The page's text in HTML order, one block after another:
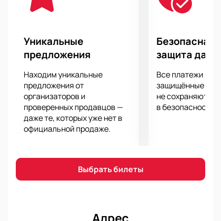
ради достижения цели. Любовь и поддержка
подготовки и профессионализма.
Уникальные
предложения
Находим уникальные
предложения от
организаторов и
проверенных продавцов —
даже те, которых уже нет в
официальной продаже.
Безопасная
защита
Все платежи
защищённые
не сохраняются
в безопасности.
Выбрать билеты